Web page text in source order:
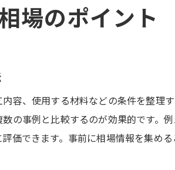
見積比較でコストパフォーマンスを高め
ァルト舗装単価表を徹底解説
アスファルト舗装単価表で分かる価格の
公共工事と個人宅の舗装工事単価の違い
小規模舗装工事で単価が変わる理由
地域や条件によるアスファルト単価の変
場のポイント
容、使用する材料などの条件を整理
の事例と比較するのが効果的です。
価できます。事前に相場情報を集め